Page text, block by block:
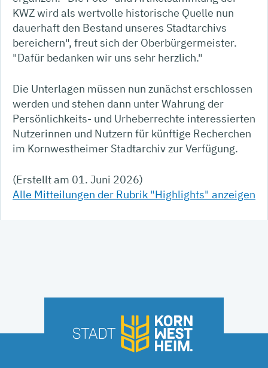
KWZ wird als wertvolle historische Quelle nun
dauerhaft den Bestand unseres Stadtarchivs
bereichern", freut sich der Oberbürgermeister.
"Dafür bedanken wir uns sehr herzlich."
Die Unterlagen müssen nun zunächst erschlossen
werden und stehen dann unter Wahrung der
Persönlichkeits- und Urheberrechte interessierten
Nutzerinnen und Nutzern für künftige Recherchen
im Kornwestheimer Stadtarchiv zur Verfügung.
(Erstellt am 01. Juni 2026)
Alle Mitteilungen der Rubrik "Highlights" anzeigen